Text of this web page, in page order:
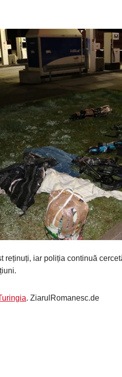
reținuți, iar poliția continuă
. ZiarulRomanesc.de